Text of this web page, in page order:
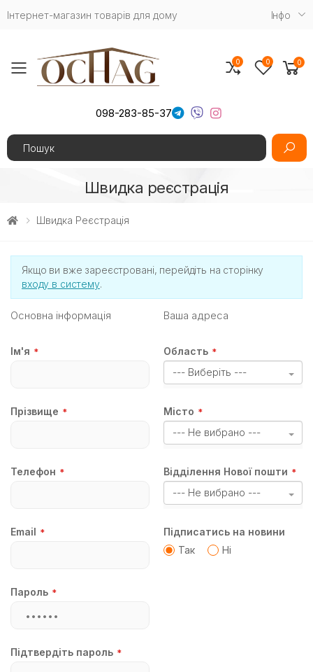
Інтернет-магазин товарів для дому Iнфо
Toggle mobile menu
098-283-85-37
Search
0 0 0
Швидка реєстрація
Швидка Реєстрація
Якщо ви вже зареєстровані, перейдіть на сторінку
входу в систему.
Основна інформація
Iм'я
Прізвище
Телефон
Email
Пароль
Підтвердіть пароль
Ваша адреса
Область
--- Виберіть ---
Місто
--- Не вибрано ---
Відділення Нової пошти
--- Не вибрано ---
Підписатись на новини
Так
Ні